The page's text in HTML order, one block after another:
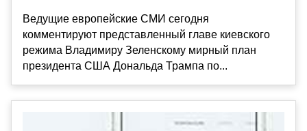
Ведущие европейские СМИ сегодня
комментируют представленный главе киевского
режима Владимиру Зеленскому мирный план
президента США Дональда Трампа по...